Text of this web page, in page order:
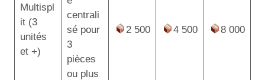
Multispl
it (3
unités
et +)
centrali
sé pour
3
pièces
ou plus
2 500 4 500 8 000